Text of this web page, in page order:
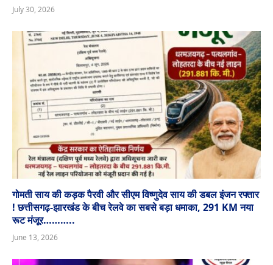
July 30, 2026
गोमती साय की कड़क पैरवी और सीएम विष्णुदेव साय की डबल इंजन रफ्तार
! छत्तीसगढ़-झारखंड के बीच रेलवे का सबसे बड़ा धमाका, 291 KM नया
रूट मंजूर………..
June 13, 2026